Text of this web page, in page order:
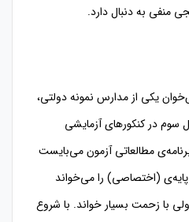
منفی به دنبال دارد.
یکی از مدارس نمونه دولتی،
سوم در کنکورهای آزمایشی
مطالعاتی آزمون می‌بایست
(اختصاصی) را می‌خواند
با زحمت بسیار خواند. با شروع